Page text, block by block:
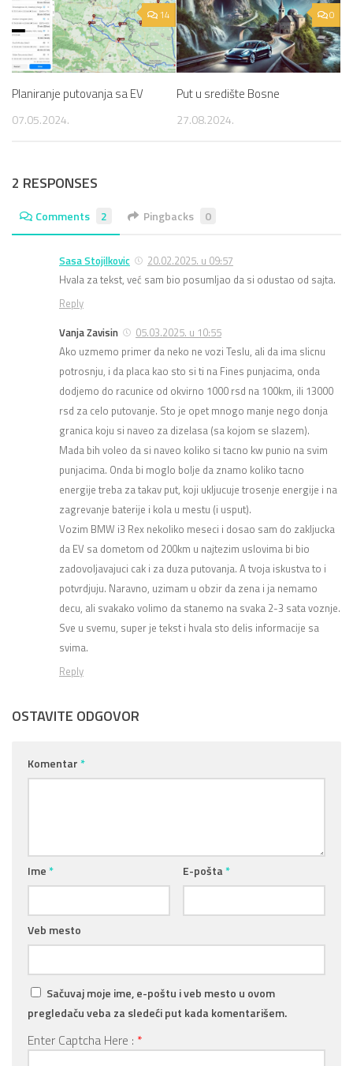
14
Planiranje putovanja sa EV
07.05.2024.
0
Put u središte Bosne
27.08.2024.
2 RESPONSES
Comments 2 Pingbacks 0
Sasa Stojilkovic
20.02.2025. u 09:57
Hvala za tekst, već sam bio posumljao da si odustao od sajta.
Reply
Vanja Zavisin
05.03.2025. u 10:55
Ako uzmemo primer da neko ne vozi Teslu, ali da ima slicnu
potrosnju, i da placa kao sto si ti na Fines punjacima, onda
dodjemo do racunice od okvirno 1000 rsd na 100km, ili 13000
rsd za celo putovanje. Sto je opet mnogo manje nego donja
granica koju si naveo za dizelasa (sa kojom se slazem).
Mada bih voleo da si naveo koliko si tacno kw punio na svim
punjacima. Onda bi moglo bolje da znamo koliko tacno
energije treba za takav put, koji ukljucuje trosenje energije i na
zagrevanje baterije i kola u mestu (i usput).
Vozim BMW i3 Rex nekoliko meseci i dosao sam do zakljucka
da EV sa dometom od 200km u najtezim uslovima bi bio
zadovoljavajuci cak i za duza putovanja. A tvoja iskustva to i
potvrdjuju. Naravno, uzimam u obzir da zena i ja nemamo
decu, ali svakako volimo da stanemo na svaka 2-3 sata voznje.
Sve u svemu, super je tekst i hvala sto delis informacije sa
svima.
Reply
OSTAVITE ODGOVOR
Komentar*
Ime* E-pošta*
Veb mesto
Sačuvaj moje ime, e-poštu i veb mesto u ovom
pregledaču veba za sledeći put kada komentarišem.
Enter Captcha Here : *